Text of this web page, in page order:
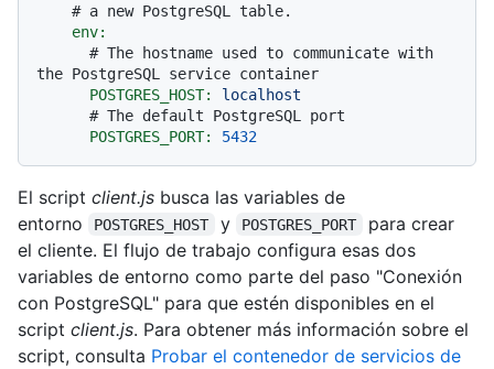
# a new PostgreSQL table.
env:
# The hostname used to communicate with
the PostgreSQL service container
POSTGRES_HOST:
localhost
# The default PostgreSQL port
POSTGRES_PORT:
5432
El script client.js busca las variables de
entorno
POSTGRES_HOST y POSTGRES_PORT
para crear
el cliente. El flujo de trabajo configura esas dos
variables de entorno como parte del paso "Conexión
con PostgreSQL" para que estén disponibles en el
script client.js. Para obtener más información sobre el
script, consulta Probar el contenedor de servicios de